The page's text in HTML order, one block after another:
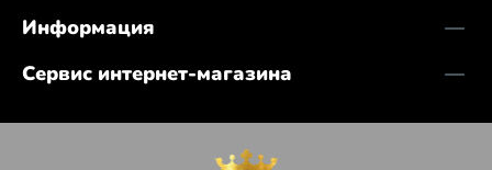
Информация
Сервис интернет-магазина